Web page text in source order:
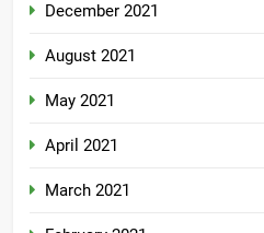
December 2021
August 2021
May 2021
April 2021
March 2021